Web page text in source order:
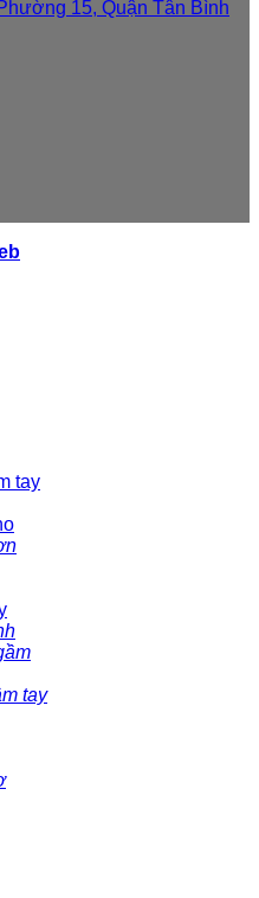
15, Quận Tân Bình
tay
tay